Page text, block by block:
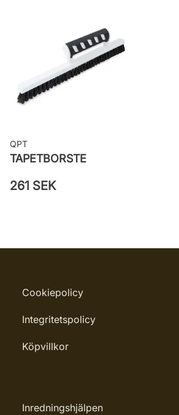
Applicering av lim: Lim
väggen
Leverantörens
SUM505
QPT
TAPETBORSTE
261 SEK
Cookiepolicy
Integritetspolicy
Köpvillkor
Inredningshjälpen